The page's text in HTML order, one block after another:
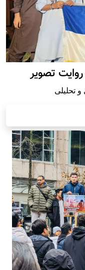
تصویر
تحلیلی